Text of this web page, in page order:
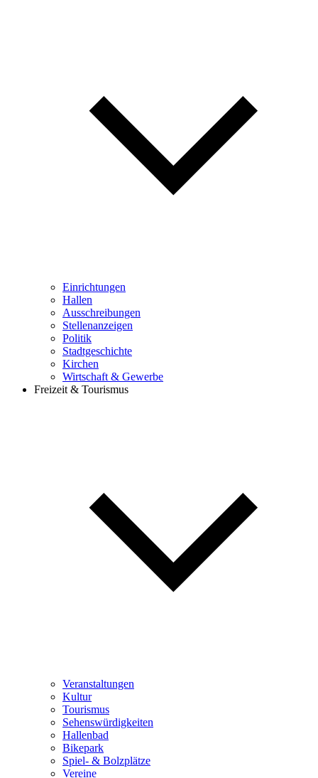
Einrichtungen
Hallen
Ausschreibungen
Stellenanzeigen
Politik
Stadtgeschichte
Kirchen
Wirtschaft & Gewerbe
Freizeit & Tourismus
Veranstaltungen
Kultur
Tourismus
Sehenswürdigkeiten
Hallenbad
Bikepark
Spiel- & Bolzplätze
Vereine